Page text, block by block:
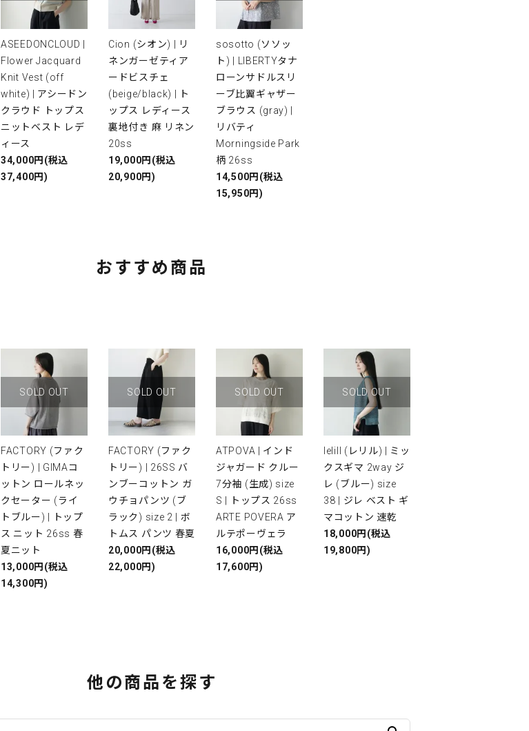
ASEEDONCLOUD |
Flower Jacquard
Knit Vest (off
white) | アシードン
クラウド トップス
ニットベスト レデ
ィース
34,000円(税込
37,400円)
Cion (シオン) | リ
ネンガーゼティア
ードビスチェ
(beige/black) | ト
ップス レディース
裏地付き 麻 リネン
20ss
19,000円(税込
20,900円)
sosotto (ソソッ
ト) | LIBERTYタナ
ローンサドルスリ
ーブ比翼ギャザー
ブラウス (gray) |
リバティ
Morningside Park
柄 26ss
14,500円(税込
15,950円)
おすすめ商品
SOLD OUT
FACTORY (ファク
トリー) | GIMAコ
ットン ロールネッ
クセーター (ライ
トブルー) | トップ
ス ニット 26ss 春
夏ニット
13,000円(税込
14,300円)
SOLD OUT
FACTORY (ファク
トリー) | 26SS バ
ンブーコットン ガ
ウチョパンツ (ブ
ラック) size 2 | ボ
トムス パンツ 春夏
20,000円(税込
22,000円)
SOLD OUT
ATPOVA | インド
ジャガード クルー
7分袖 (生成) size
S | トップス 26ss
ARTE POVERA ア
ルテポーヴェラ
16,000円(税込
17,600円)
SOLD OUT
lelill (レリル) | ミッ
クスギマ 2way ジ
レ (ブルー) size
38 | ジレ ベスト ギ
マコットン 速乾
18,000円(税込
19,800円)
他の商品を探す